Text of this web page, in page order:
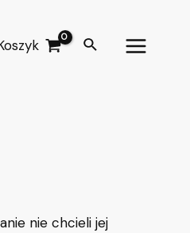
Search
nie chcieli jej